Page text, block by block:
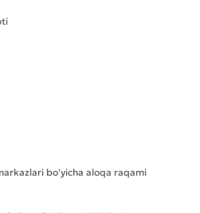
bo'yicha aloqa raqami